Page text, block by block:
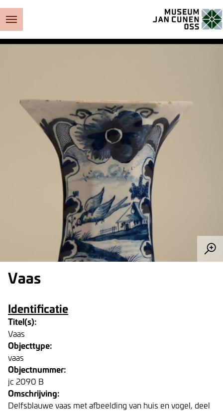
Vaas
Identificatie
Titel(s):
Vaas
Objecttype:
vaas
Objectnummer:
jc 2090 B
Omschrijving:
Delfsblauwe vaas met afbeelding van huis en vogel, deel